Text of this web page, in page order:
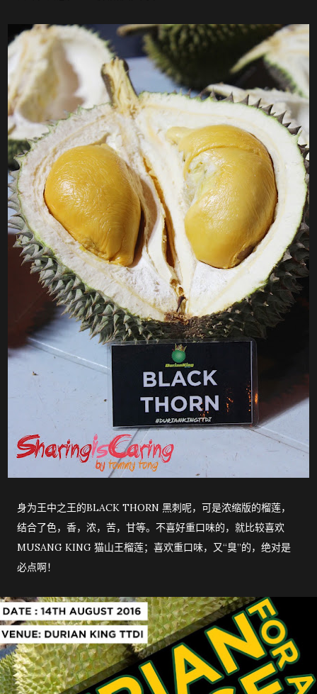
身为王中之王的BLACK THORN 黑刺呢，可是浓缩版的榴莲，
结合了色，香，浓，苦，甘等。不喜好重口味的，就比较喜欢
MUSANG KING 猫山王榴莲；喜欢重口味，又“臭”的，绝对是
必点啊！